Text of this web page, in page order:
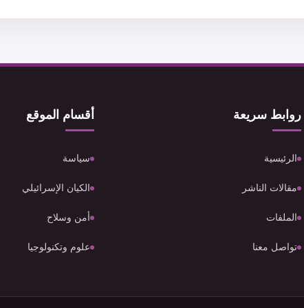
روابط سريعة
الرئيسية
مقالات الناشر
الملفات
تواصل معنا
أقسام الموقع
سياسة
الكيان الإسرائيلي
أمن وسلاح
علوم وتكنولوجيا